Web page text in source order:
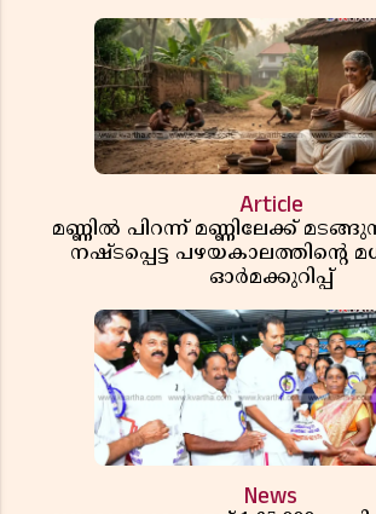
Article
മണ്ണിൽ പിറന്ന് മണ്ണിലേക്ക്
നഷ്ടപ്പെട്ട പഴയകാലത്തിൻ്റെ
ഓർമക്കുറിപ്പ്
News